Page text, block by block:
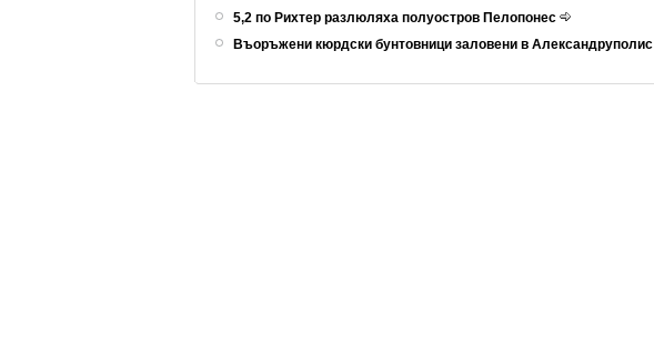
5,2 по Рихтер разлюляха полуостров Пелопонес
Въоръжени кюрдски бунтовници заловени в Александруполис